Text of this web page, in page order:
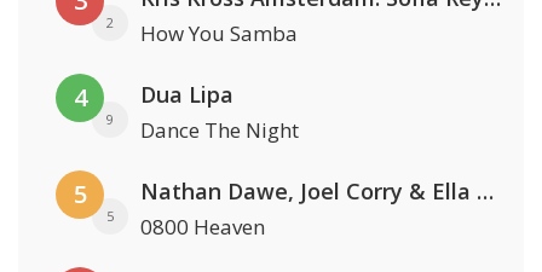
2 How You Samba
4
9
Dua Lipa
Dance The Night
5
5
Nathan Dawe, Joel Corry & Ella Henderson
0800 Heaven